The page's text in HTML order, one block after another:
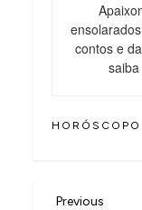
contos e
HORÓSCOPO
Previous
Previous